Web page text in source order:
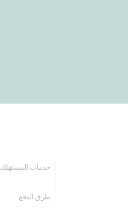
خدمات المستهلك
طرق الدفع